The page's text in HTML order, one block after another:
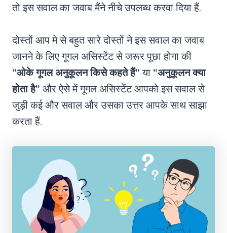
तो इस सवाल का जवाब मैंने नीचे उपलब्ध करवा दिया हैं.
दोस्तों आप मे से बहुत सारे दोस्तों ने इस सवाल का जवाब
जानने के लिए गूगल असिस्टेंट से जरूर पूछा होगा की
“ओके गूगलअनुकूलन किसे कहते हैं“या “अनुकूलन क्या
होता है” और ऐसे में गूगल असिस्टेंट आपको इस सवाल से
जुड़ी कई और सवाल और उसका उत्तर आपके साथ साझा
करता हैं.